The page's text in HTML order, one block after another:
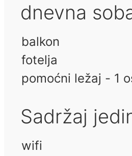
dnevna
balkon
fotelja
pomoćni ležaj - 1
Sadržaj
wifi